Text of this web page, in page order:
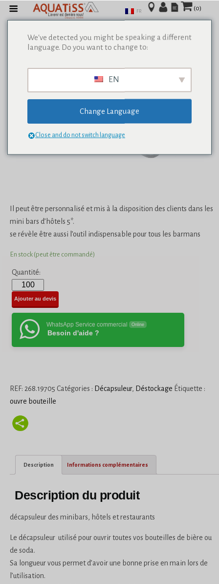
(0)
Il peut être personnalisé et mis à la disposition des clients dans les
mini bars d’hôtels 5*.
se révèle être aussi l’outil indispensable pour tous les barmans
En stock (peut être commandé)
Quantité:
Ajouter au devis
WhatsApp Service commercial Online
Besoin d'aide ?
REF: 268.19705 Catégories : Décapsuleur, Déstockage Étiquette :
ouvre bouteille
Description Informations complémentaires
Description du produit
décapsuleur des minibars, hôtels et restaurants
Le décapsuleur utilisé pour ouvrir toutes vos bouteilles de bière ou
de soda.
Sa longueur vous permet d’avoir une bonne prise en main lors de
l’utilisation.
FR
We've detected you might be speaking a different
language. Do you want to change to:
EN
Change Language
Close and do not switch language